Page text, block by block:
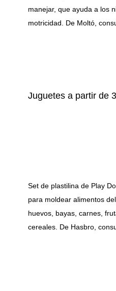
manejar, que ayuda a los
motricidad. De Moltó,
Juguetes a partir de
Set de plastilina de Play
para moldear alimentos
huevos, bayas, carnes,
cereales. De Hasbro,